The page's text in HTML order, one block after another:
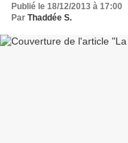
Publié le 18/12/2013 à 17:00
Par Thaddée S.